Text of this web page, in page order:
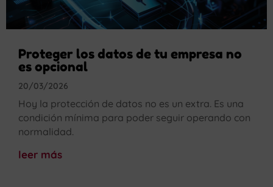
Proteger los datos de tu empresa no
es opcional
20/03/2026
Hoy la protección de datos no es un extra. Es una
condición mínima para poder seguir operando con
normalidad.
leer más